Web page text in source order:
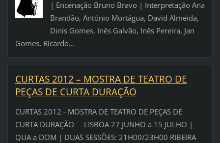
| Encenação Bruno Bravo | Interpretação Ana
Brandão, António Mortágua, David Almeida,
Dinis Gomes, Inês Galvão, Inês Pereira, Jan
Gomes, Ricardo...
CURTAS 2012 – MOSTRA DE TEATRO DE
PEÇAS DE CURTA DURAÇÃO
CURTAS 2012 - MOSTRA DE TEATRO DE PEÇAS DE
CURTA DURAÇÃO LISBOA 27 JUNHO a 15 JULHO |
QUA a DOM | DUAS SESSÕES: 21H00/23H00 RIBEIRA